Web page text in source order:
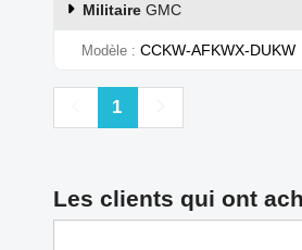
Militaire GMC
Modèle CCKW-AFKWX-DUKW
Précédent
1
Les clients qui ont